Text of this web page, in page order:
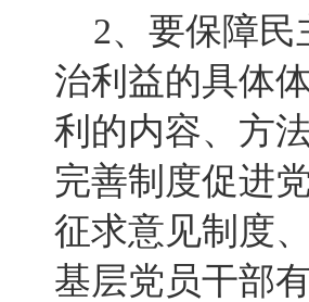
2、要保障民
治利益的具体
利的内容、方
完善制度促进
征求意见制度
基层党员干部